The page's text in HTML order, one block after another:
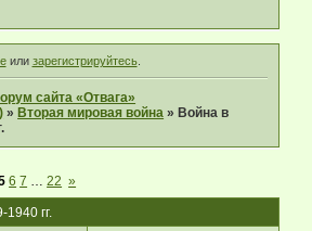
или зарегистрируйтесь.
сайта «Отвага»
» Вторая мировая война » Война в
гг.
6 7 22 »